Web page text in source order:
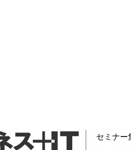
セミナー